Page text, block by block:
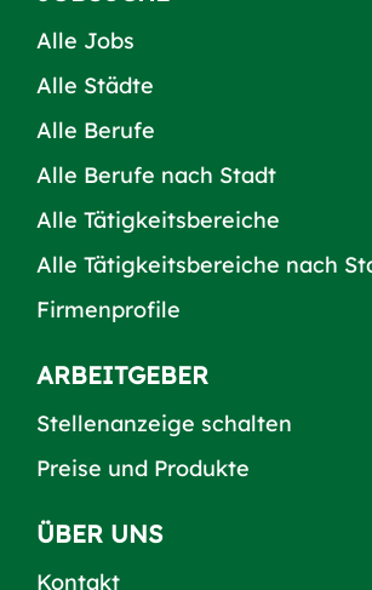
Alle Jobs
Alle Städte
Alle Berufe
Alle Berufe nach Stadt
Alle Tätigkeitsbereiche
Alle Tätigkeitsbereiche nach
Firmenprofile
ARBEITGEBER
Stellenanzeige schalten
Preise und Produkte
ÜBER UNS
Kontakt